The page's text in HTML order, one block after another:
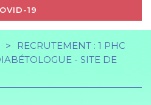
19
RECRUTEMENT : 1 PHC
- SITE DE